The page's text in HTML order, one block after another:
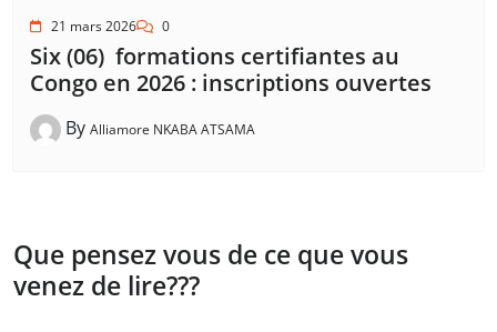
21 mars 2026 0
Six (06) formations certifiantes au
Congo en 2026 : inscriptions ouvertes
By Alliamore NKABA ATSAMA
Que pensez vous de ce que vous
venez de lire???